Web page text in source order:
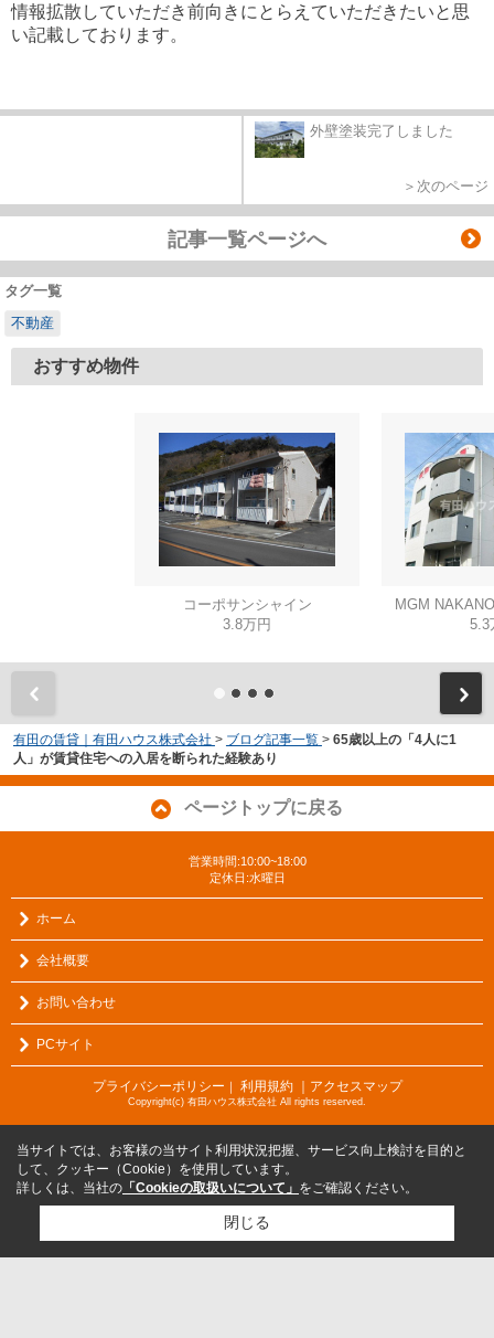
情報拡散していただき前向きにとらえていただきたいと思
い記載しております。
外壁塗装完了しました
＞次のページ
記事一覧ページへ
タグ一覧
不動産
おすすめ物件
コーポサンシャイン
3.8万円
MGM
5.3
有田の賃貸｜有田ハウス株式会社 > ブログ記事一覧 > 65歳以上の「4人に1
人」が賃貸住宅への入居を断られた経験あり
ページトップに戻る
営業時間:10:00~18:00
定休日:水曜日
ホーム
会社概要
お問い合わせ
PCサイト
プライバシーポリシー ｜ 利用規約 ｜アクセスマップ
Copyright(c) 有田ハウス株式会社 All rights reserved.
当サイトでは、お客様の当サイト利用状況把握、サービス向上検討を目的と
して、クッキー（Cookie）を使用しています。
詳しくは、当社の 「Cookieの取扱いについて」 をご確認ください。
閉じる